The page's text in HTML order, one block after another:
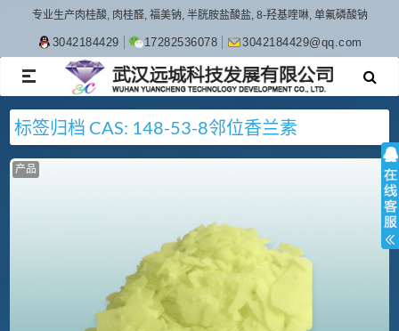
专业生产肉桂酸, 肉桂醛, 福美钠, 半胱胺盐酸盐, 8-羟基喹啉, 单氟磷酸钠
3042184429 17282536078 3042184429@qq.com
TOGGLE
NAVIGATION
标签归档 CAS: 148-53-8邻位香兰素
产品